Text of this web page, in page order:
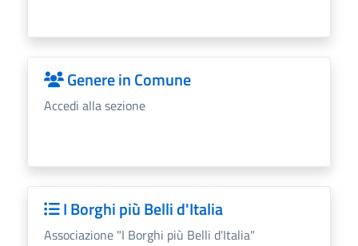
Genere in Comune
Accedi alla sezione
I Borghi più Belli d'Italia
Associazione "I Borghi più Belli d'Italia"